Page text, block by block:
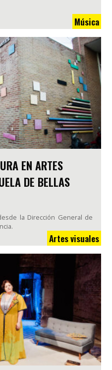
Música
EN ARTES
DE BELLAS
la Dirección General de
Artes visuales